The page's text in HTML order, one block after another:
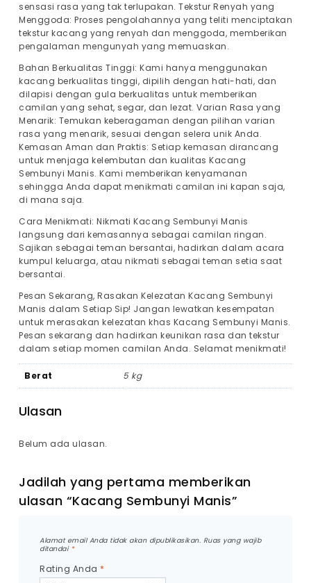
sensasi rasa yang tak terlupakan. Tekstur Renyah yang
Menggoda: Proses pengolahannya yang teliti menciptakan
tekstur kacang yang renyah dan menggoda, memberikan
pengalaman mengunyah yang memuaskan.
Bahan Berkualitas Tinggi: Kami hanya menggunakan
kacang berkualitas tinggi, dipilih dengan hati-hati, dan
dilapisi dengan gula berkualitas untuk memberikan
camilan yang sehat, segar, dan lezat. Varian Rasa yang
Menarik: Temukan keberagaman dengan pilihan varian
rasa yang menarik, sesuai dengan selera unik Anda.
Kemasan Aman dan Praktis: Setiap kemasan dirancang
untuk menjaga kelembutan dan kualitas Kacang
Sembunyi Manis. Kami memberikan kenyamanan
sehingga Anda dapat menikmati camilan ini kapan saja,
di mana saja.
Cara Menikmati: Nikmati Kacang Sembunyi Manis
langsung dari kemasannya sebagai camilan ringan.
Sajikan sebagai teman bersantai, hadirkan dalam acara
kumpul keluarga, atau nikmati sebagai teman setia saat
bersantai.
Pesan Sekarang, Rasakan Kelezatan Kacang Sembunyi
Manis dalam Setiap Sip! Jangan lewatkan kesempatan
untuk merasakan kelezatan khas Kacang Sembunyi Manis.
Pesan sekarang dan hadirkan keunikan rasa dan tekstur
dalam setiap momen camilan Anda. Selamat menikmati!
Berat 5 kg
Ulasan
Belum ada ulasan.
Jadilah yang pertama memberikan
ulasan “Kacang Sembunyi Manis”
Alamat email Anda tidak akan dipublikasikan. Ruas yang wajib
ditandai *
Rating Anda *